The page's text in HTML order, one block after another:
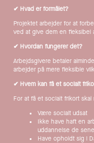
✔ Hvad er formålet?
Projektet arbejder for at
ved at give dem en fleksibel
✔ Hvordan fungerer det?
Arbejdsgivere betaler
arbejder på mere fleksible
✔ Hvem kan få et socialt
For at få et socialt frikort skal
Være socialt udsat
Ikke have haft en
uddannelse de
Have opholdt sig i